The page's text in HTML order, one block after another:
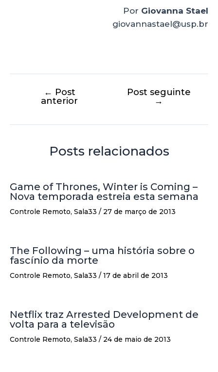
Por Giovanna Stael
giovannastael@usp.br
← Post
anterior
Post seguinte
→
Posts relacionados
Game of Thrones, Winter is Coming –
Nova temporada estreia esta semana
Controle Remoto, Sala33 / 27 de março de 2013
The Following – uma história sobre o
fascínio da morte
Controle Remoto, Sala33 / 17 de abril de 2013
Netflix traz Arrested Development de
volta para a televisão
Controle Remoto, Sala33 / 24 de maio de 2013